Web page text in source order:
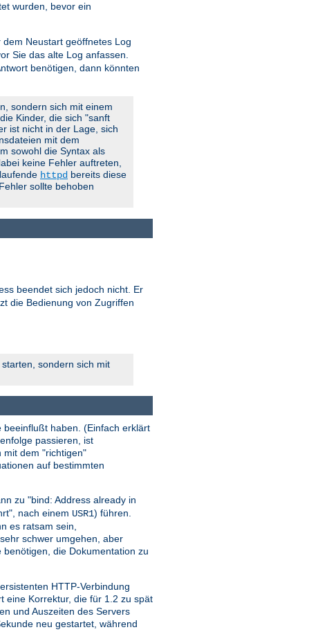
wurden, bevor ein
Neustart geöffnetes Log
Sie das alte Log anfassen.
benötigen, dann könnten
sondern sich mit einem
Kinder, die sich "sanft
ist nicht in der Lage, sich
mit dem
sowohl die Syntax als
keine Fehler auftreten,
httpd bereits diese
sollte behoben
beendet sich jedoch nicht. Er
die Bedienung von Zugriffen
sondern sich mit
haben. (Einfach erklärt
passieren, ist
mit dem "richtigen"
auf bestimmten
zu "bind: Address already in
nach einem USR1) führen.
es ratsam sein,
schwer umgehen, aber
die Dokumentation zu
HTTP-Verbindung
eine Korrektur, die für 1.2 zu spät
und Auszeiten des Servers
neu gestartet, während